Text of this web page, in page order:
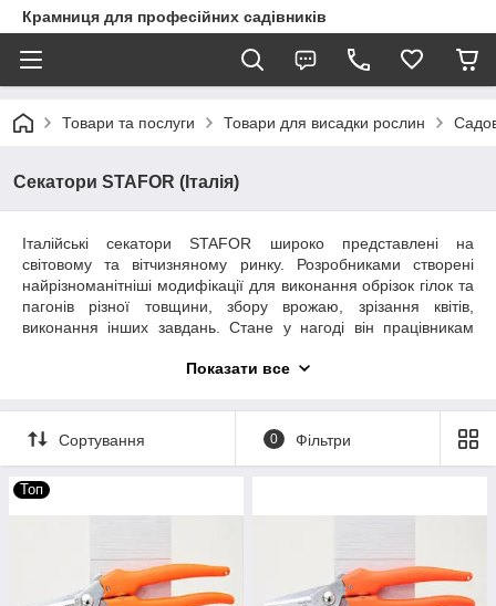
Крамниця для професійних садівників
Товари та послуги Товари для висадки рослин
Секатори STAFOR (Італія)
Італійські секатори STAFOR широко представлені на
світовому та вітчизняному ринку. Розробниками створені
найрізноманітніші модифікації для виконання обрізок гілок та
пагонів різної товщини, збору врожаю, зрізання квітів,
виконання інших завдань. Стане у нагоді він працівникам
Обираючи секатор Стафор, радимо звернути особливу увагу
систему,змінність деталейта інші важливі параметри.
Секатори STAFOR – це висока якість, безперебійність у
роботі та довговічність.
Показати все
Сортування 0 Фільтри
Топ